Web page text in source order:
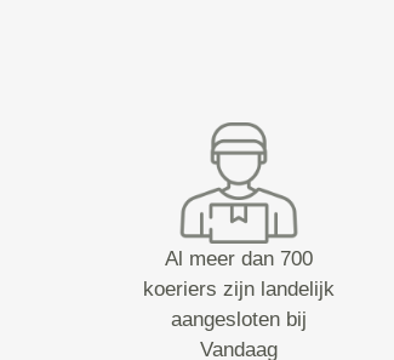
Al meer dan 700
koeriers zijn landelijk
aangesloten bij
Vandaag